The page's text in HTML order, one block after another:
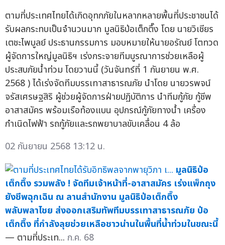
ตามที่ประเทศไทยได้เกิดอุทกภัยในหลากหลายพื้นที่ประชาชนได้
รับผลกระทบเป็นจำนวนมาก มูลนิธิป่อเต็กตึ๊ง โดย นายวิเชียร
เตชะไพบูลย์ ประธานกรรมการ มอบหมายให้นายอรัณย์ โตทวด
ผู้จัดการใหญ่มูลนิธิฯ เร่งกระจายทีมบูรณาการช่วยเหลือผู้
ประสบภัยน้ำท่วม โดยวานนี้ (วันจันทร์ที่ 1 กันยายน พ.ศ.
2568 ) ได้เร่งจัดทีมบรรเทาสาธารณภัย นำโดย นายวรพจน์
จรัสเศรษฐสิริ ผู้ช่วยผู้จัดการฝ่ายปฏิบัติการ นำทีมกู้ภัย กู้ชีพ
อาสาสมัคร พร้อมเรือท้องแบน อุปกรณ์กู้ภัยทางน้ำ เครื่อง
กำเนิดไฟฟ้า รถกู้ภัยและรถพยาบาลขับเคลื่อน 4 ล้อ
02 กันยายน 2568 13:12 น.
มูลนิธิป่อ
เต็กตึ๊ง รวมพลัง ! จัดทีมเจ้าหน้าที่-อาสาสมัคร เร่งแพ็กถุง
ยังชีพฉุกเฉิน ณ ลานสำนักงาน มูลนิธิป่อเต็กตึ๊ง
พลับพลาไชย ส่งออกเสริมทัพทีมบรรเทาสาธารณภัย ป่อ
เต็กตึ๊ง ที่กำลังลุยช่วยเหลือชาวน่านในพื้นที่น้ำท่วมในขณะนี้
— ตามที่ประเท... ก.ค. 68